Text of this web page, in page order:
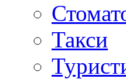
Такси